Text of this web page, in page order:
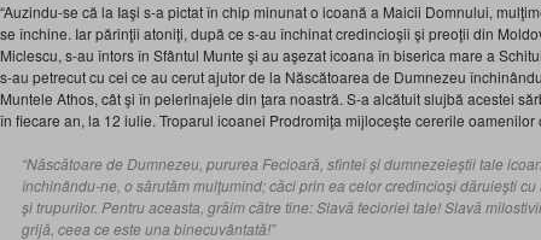
“Auzindu-se că la Iaşi s-a pictat în chip minunat o icoană a Maicii Domnului,
se închine. Iar părinţii atoniţi, după ce s-au închinat credincioşii şi preoţii din
Miclescu, s-au întors în Sfântul Munte şi au aşezat icoana în biserica mare a
s-au petrecut cu cei ce au cerut ajutor de la Născătoarea de Dumnezeu
Muntele Athos, cât şi în pelerinajele din ţara noastră. S-a alcătuit slujbă acestei
în fiecare an, la 12 iulie. Troparul icoanei Prodromiţa mijloceşte cererile
“Născătoare de Dumnezeu, pururea Fecioară, sfintei şi dumnezeieştii tale
închinându-ne, o sărutăm mulţumind; căci prin ea celor credincioşi dăruieşti
şi trupurilor. Pentru aceasta, grăim către tine: Slavă fecioriei tale! Slavă
grijă, ceea ce este una binecuvântată!”